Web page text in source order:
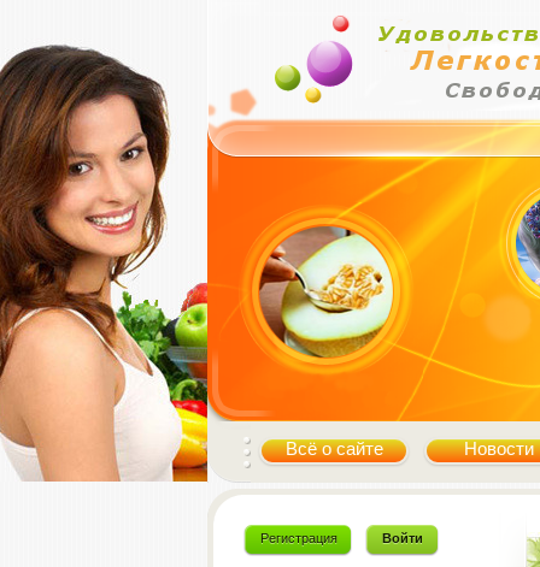
Всё о сайте Новости
Регистрация Войти